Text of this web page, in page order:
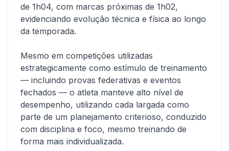
de 1h04, com marcas próximas de 1h02,
evidenciando evolução técnica e física ao longo
da temporada.
Mesmo em competições utilizadas
estrategicamente como estímulo de treinamento
— incluindo provas federativas e eventos
fechados — o atleta manteve alto nível de
desempenho, utilizando cada largada como
parte de um planejamento criterioso, conduzido
com disciplina e foco, mesmo treinando de
forma mais individualizada.